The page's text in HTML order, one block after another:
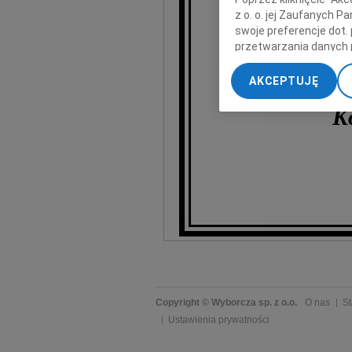
Copyright © Wyborcza sp. z o.o. O nas
Ustawienia prywatności
z o. o. jej Zaufanych
swoje preferencje dot.
przetwarzania danych
„Ustawienia
My, nasi Zaufani
dokładnych danych
Przechowywanie
AKCEPTUJĘ